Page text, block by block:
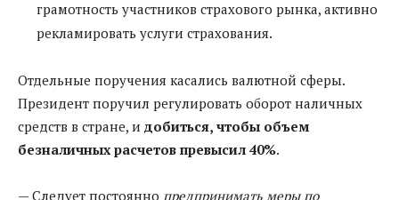
грамотность участников страхового рынка, активно
рекламировать услуги страхования.
Отдельные поручения касались валютной сферы.
Президент поручил регулировать оборот наличных
средств в стране, и добиться, чтобы объем
безналичных расчетов превысил 40%.
— Следует постоянно предпринимать меры по